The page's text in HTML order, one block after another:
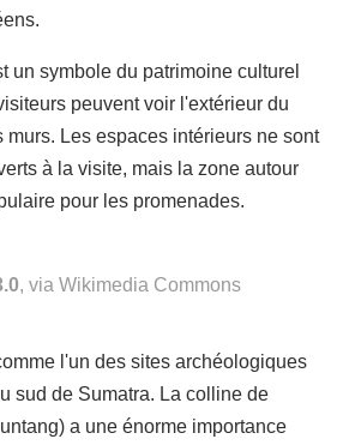
un symbole du patrimoine culturel
peuvent voir l'extérieur du
murs. Les espaces intérieurs ne sont
à la visite, mais la zone autour
pour les promenades.
, via Wikimedia Commons
l'un des sites archéologiques
sud de Sumatra. La colline de
a une énorme importance